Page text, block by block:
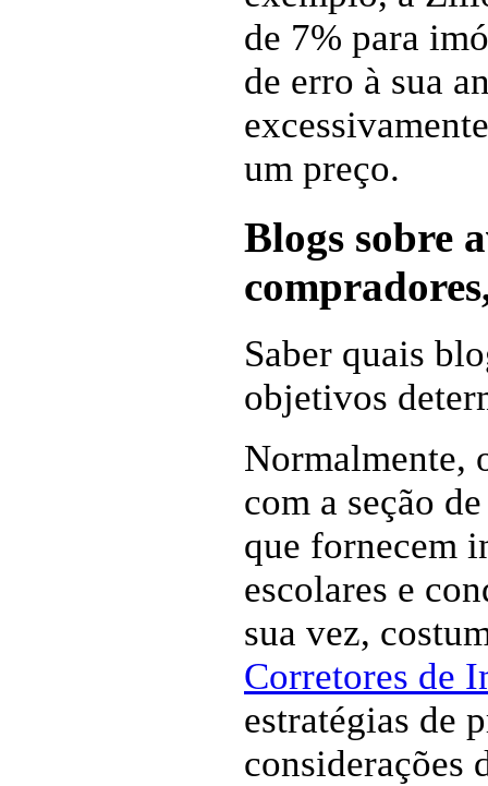
de 7% para
de erro à sua
um preço.
Blogs sobre
Saber quais
objetivos
Normalmente,
com a seção
que fornecem
escolares e
sua vez,
Corretores de
estratégias de
considerações